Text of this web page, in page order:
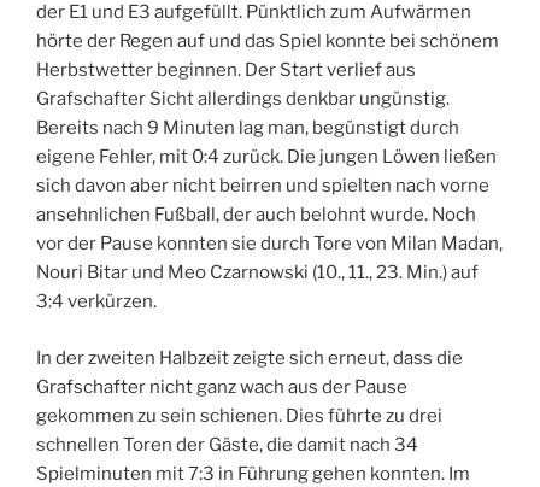
der E1 und E3 aufgefüllt. Pünktlich zum Aufwärmen
hörte der Regen auf und das Spiel konnte bei schönem
Herbstwetter beginnen. Der Start verlief aus
Grafschafter Sicht allerdings denkbar ungünstig.
Bereits nach 9 Minuten lag man, begünstigt durch
eigene Fehler, mit 0:4 zurück. Die jungen Löwen ließen
sich davon aber nicht beirren und spielten nach vorne
ansehnlichen Fußball, der auch belohnt wurde. Noch
vor der Pause konnten sie durch Tore von Milan Madan,
Nouri Bitar und Meo Czarnowski (10., 11., 23. Min.) auf
3:4 verkürzen.
In der zweiten Halbzeit zeigte sich erneut, dass die
Grafschafter nicht ganz wach aus der Pause
gekommen zu sein schienen. Dies führte zu drei
schnellen Toren der Gäste, die damit nach 34
Spielminuten mit 7:3 in Führung gehen konnten. Im